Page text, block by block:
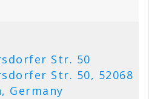
Str. 50
Str. 50, 52068
Germany